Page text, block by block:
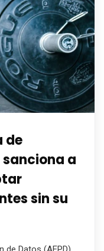
de
a
sin su